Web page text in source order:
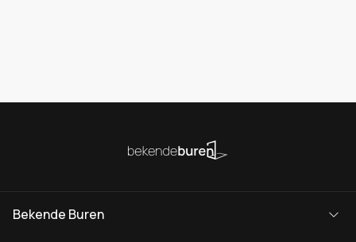
Bekende Buren